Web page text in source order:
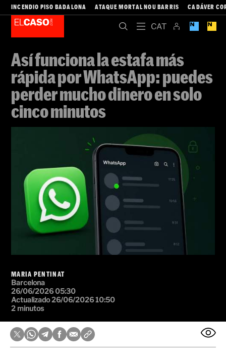
INCENDIO PISO BADALONA ATAQUE MORTAL NOU BARRIS CADÁVER
Así funciona la estafa más
rápida por WhatsApp: puedes
perder mucho dinero en solo
cinco minutos
MARIA PENTINAT
Barcelona
26/06/2026 05:30
Actualizado 26/06/2026 10:50
2 minutos